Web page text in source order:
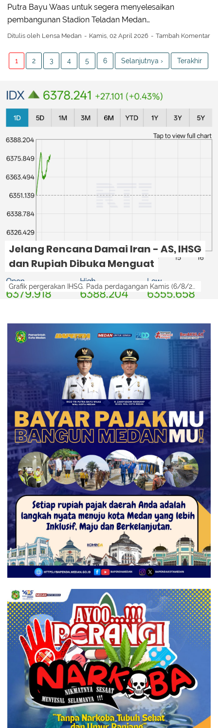
Putra Bayu Waas untuk segera menyelesaikan
pembangunan Stadion Teladan Medan…
Ditulis oleh Lensa Medan Kamis, 02 April 2026 Tambah Komentar
1 2 3 4 5 6 Selanjutnya › Terakhir
Jelang Rencana Damai Iran - AS, IHSG
dan Rupiah Dibuka Menguat